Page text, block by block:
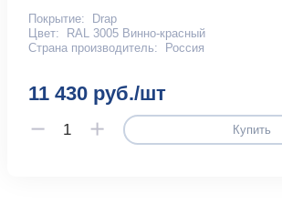
Покрытие:
Drap
Цвет:
RAL 3005 Винно-красный
Страна производитель:
Россия
11 430 руб./шт
Купить